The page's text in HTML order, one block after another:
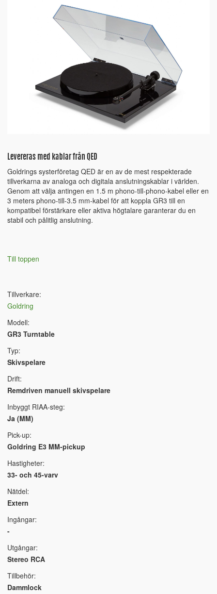
Levereras med kablar från QED
Goldrings systerföretag QED är en av de mest respekterade
tillverkarna av analoga och digitala anslutningskablar i världen.
Genom att välja antingen en 1.5 m phono-till-phono-kabel eller en
3 meters phono-till-3.5 mm-kabel för att koppla GR3 till en
kompatibel förstärkare eller aktiva högtalare garanterar du en
stabil och pålitlig anslutning.
Till toppen
Tillverkare:
Goldring
Modell:
GR3 Turntable
Typ:
Skivspelare
Drift:
Remdriven manuell skivspelare
Inbyggt RIAA-steg:
Ja (MM)
Pick-up:
Goldring E3 MM-pickup
Hastigheter:
33- och 45-varv
Nätdel:
Extern
Ingångar:
-
Utgångar:
Stereo RCA
Tillbehör:
Dammlock